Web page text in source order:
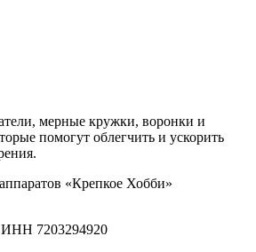
мерные кружки, воронки и
помогут облегчить и ускорить
«Крепкое Хобби»
7203294920